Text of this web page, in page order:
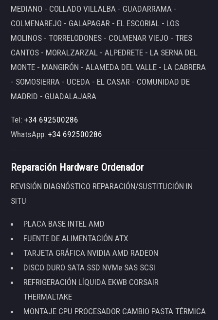
MEDIANO - COLLADO VILLALBA - GUADARRAMA -
COLMENAREJO - GALAPAGAR - EL ESCORIAL - LOS
MOLINOS - TORRELODONES - COLMENAR VIEJO - TRES
CANTOS - MORALZARZAL - ALPEDRETE - LA SERNA DEL
MONTE - MANGIRÓN - ALAMEDA DEL VALLE - LA CABRERA
- SOMOSIERRA - UCEDA - EL CASAR - COMUNIDAD DE
MADRID - GUADALAJARA
Tel:+34 692500286
WhatsApp:+34 692500286
Reparación Hardware Ordenador
REVISIÓN DIAGNÓSTICO REPARACIÓN/SUSTITUCIÓN IN
SITU
PLACA BASE INTEL AMD
FUENTE DE ALIMENTACIÓN ATX
TARJETA GRÁFICA NVIDIA AMD RADEON
DISCO DURO SATA SSD NVMe SAS SCSI
REFRIGERACIÓN LÍQUIDA EKWB CORSAIR
THERMALTAKE
MONTAJE CPU PROCESADOR CAMBIO PASTA TÉRMICA